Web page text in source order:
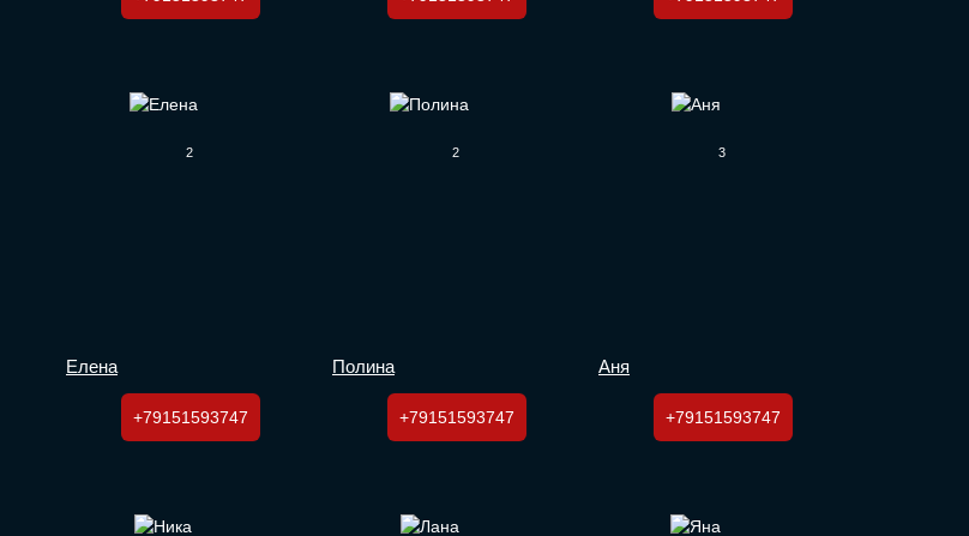
2
Елена
+79151593747
2
Полина
+79151593747
3
Аня
+79151593747